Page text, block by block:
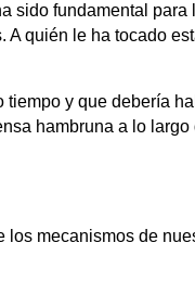
sido fundamental
quién le ha tocado
y que debería
hambruna a lo largo
mecanismos de